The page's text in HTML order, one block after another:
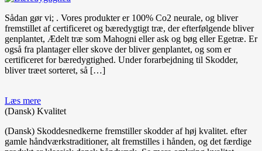
Sådan gør vi; . Vores produkter er 100% Co2 neurale, og bliver
fremstillet af certificeret og bæredygtigt træ, der efterfølgende bliver
genplantet, Ædelt træ som Mahogni eller ask og bøg eller Egetræ. Er
også fra plantager eller skove der bliver genplantet, og som er
certificeret for bæredygtighed. Under forarbejdning til Skodder,
bliver træet sorteret, så […]
Læs mere
(Dansk) Kvalitet
(Dansk) Skoddesnedkerne fremstiller skodder af høj kvalitet. efter
gamle håndværkstraditioner, alt fremstilles i hånden, og det færdige